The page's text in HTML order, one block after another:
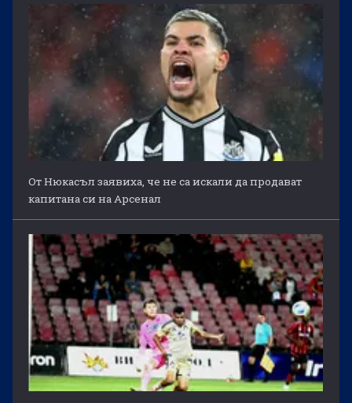
От Нюкасъл заявиха, че не са искали да продават
капитана си на Арсенал